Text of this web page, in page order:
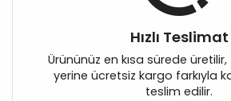
Hızlı Teslimat
Ürününüz en kısa sürede
yerine ücretsiz kargo farkıyla
teslim edilir.